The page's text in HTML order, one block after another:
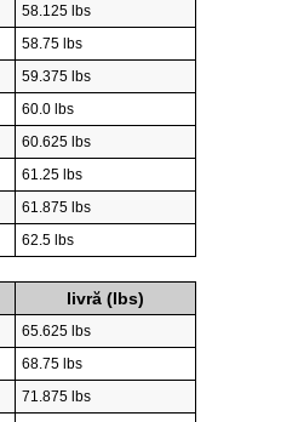
58.125 lbs
58.75 lbs
59.375 lbs
60.0 lbs
60.625 lbs
61.25 lbs
61.875 lbs
62.5 lbs
livră (lbs)
65.625 lbs
68.75 lbs
71.875 lbs